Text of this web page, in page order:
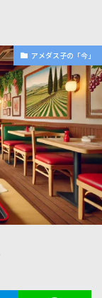
アメダス子の「今」